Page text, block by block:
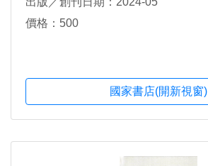
價格：500
國家書店(開新視窗)